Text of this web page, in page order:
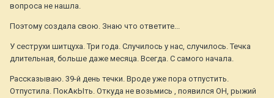
вопроса не нашла.
Поэтому создала свою. Знаю что ответите...
У сеструхи шитцуха. Три года. Случилось у нас, случилось. Течка
длительная, больше даже месяца. Всегда. С самого начала.
Рассказываю. 39-й день течки. Вроде уже пора отпустить.
Отпустила. ПокАкЫть. Откуда не возьмись , появился ОН, рыжий